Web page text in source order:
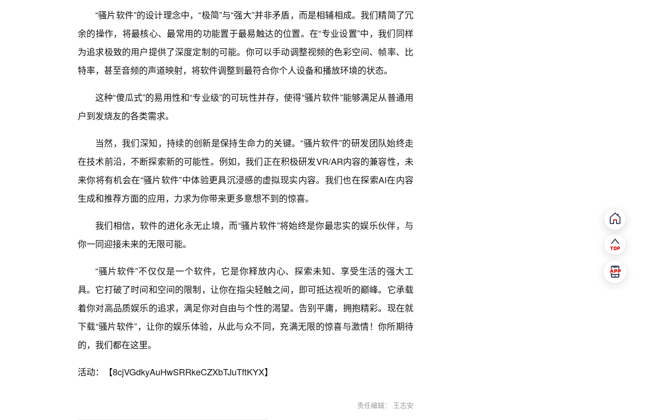
“骚片软件”的设计理念中，“极简”与“强大”并非矛盾，而是相辅相成。我们精简了冗
余的操作，将最核心、最常用的功能置于最易触达的位置。在“专业设置”中，我们同样
为追求极致的用户提供了深度定制的可能。你可以手动调整视频的色彩空间、帧率、比
特率，甚至音频的声道映射，将软件调整到最符合你个人设备和播放环境的状态。
这种“傻瓜式”的易用性和“专业级”的可玩性并存，使得“骚片软件”能够满足从普通用
户到发烧友的各类需求。
当然，我们深知，持续的创新是保持生命力的关键。“骚片软件”的研发团队始终走
在技术前沿，不断探索新的可能性。例如，我们正在积极研发VR/AR内容的兼容性，未
来你将有机会在“骚片软件”中体验更具沉浸感的虚拟现实内容。我们也在探索AI在内容
生成和推荐方面的应用，力求为你带来更多意想不到的惊喜。
我们相信，软件的进化永无止境，而“骚片软件”将始终是你最忠实的娱乐伙伴，与
你一同迎接未来的无限可能。
“骚片软件”不仅仅是一个软件，它是你释放内心、探索未知、享受生活的强大工
具。它打破了时间和空间的限制，让你在指尖轻触之间，即可抵达视听的巅峰。它承载
着你对高品质娱乐的追求，满足你对自由与个性的渴望。告别平庸，拥抱精彩。现在就
下载“骚片软件”，让你的娱乐体验，从此与众不同，充满无限的惊喜与激情！你所期待
的，我们都在这里。
活动：【8cjVGdkyAuHwSRRkeCZXbTJuTftKYX】
责任编辑： 王志安